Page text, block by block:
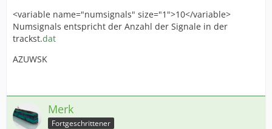
<variable name="numsignals" size="1">10</variable>
Numsignals entspricht der Anzahl der Signale in der
trackst.dat
AZUWSK
Merk
Fortgeschrittener